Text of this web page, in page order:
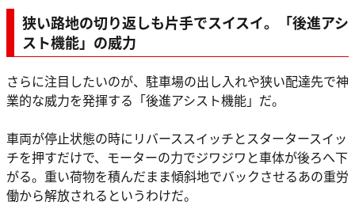
狭い路地の切り返しも片手でスイスイ。「後進アシ
スト機能」の威力
さらに注目したいのが、駐車場の出し入れや狭い配達先で神
業的な威力を発揮する「後進アシスト機能」だ。
車両が停止状態の時にリバーススイッチとスタータースイッ
チを押すだけで、モーターの力でジワジワと車体が後ろへ下
がる。重い荷物を積んだまま傾斜地でバックさせるあの重労
働から解放されるというわけだ。